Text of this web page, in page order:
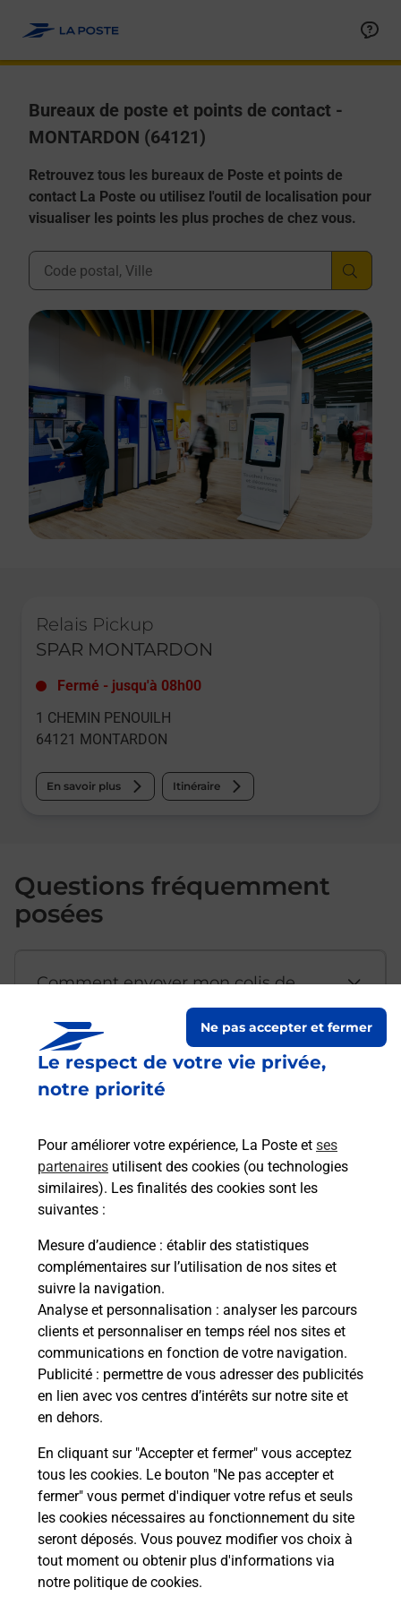
Le respect de votre vie privée,
notre priorité
Pour améliorer votre expérience, La Poste et ses
partenaires utilisent des cookies (ou technologies
similaires). Les finalités des cookies sont les
suivantes :
Mesure d’audience : établir des statistiques
complémentaires sur l’utilisation de nos sites et
suivre la navigation.
Analyse et personnalisation : analyser les parcours
clients et personnaliser en temps réel nos sites et
communications en fonction de votre navigation.
Publicité : permettre de vous adresser des publicités
en lien avec vos centres d’intérêts sur notre site et
en dehors.
En cliquant sur "Accepter et fermer" vous acceptez
tous les cookies. Le bouton "Ne pas accepter et
fermer" vous permet d'indiquer votre refus et seuls
les cookies nécessaires au fonctionnement du site
seront déposés. Vous pouvez modifier vos choix à
tout moment ou obtenir plus d'informations via
notre politique de cookies.
Ne pas accepter et fermer
Bureaux de poste et points de contact -
MONTARDON (64121)
Retrouvez tous les bureaux de Poste et points de
contact La Poste ou utilisez l'outil de localisation pour
visualiser les points les plus proches de chez vous.
Ville, Département, Code Postal
Relais Pickup
SPAR MONTARDON
Fermé - jusqu'à 08h00
1 CHEMIN PENOUILH
64121 MONTARDON
En savoir plus Itinéraire
Questions fréquemment
posées
Comment envoyer mon colis de
Est-il possible d’acheter un
emballage directement depuis un
Comment demander une
modification de livraison ?
Comment La Poste participe-t-elle
à votre sécurité au quotidien ?
Puis-je passer mon code de la route
avec La Poste et sous quelles
conditions ?
Localiser Liste Pyrénées Atlantiques MONTARDON